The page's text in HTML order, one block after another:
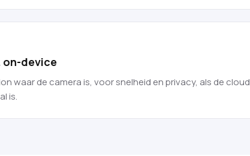
on-device
waar de camera is, voor snelheid en privacy, als de cloud
is.